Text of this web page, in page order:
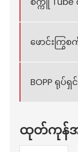
ဖောင်းကြွ
BOPP ရုပ်ရှင်
ထုတ်ကုန်အ